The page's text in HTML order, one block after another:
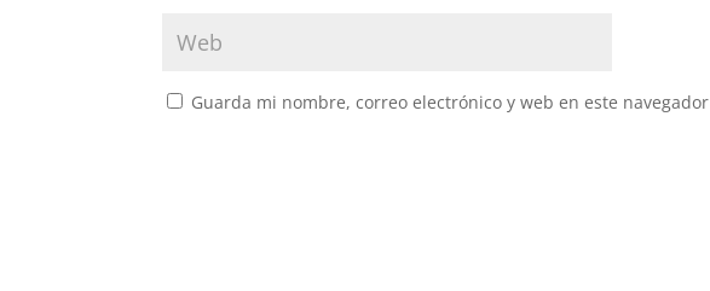
Guarda mi nombre, correo electrónico y web en este